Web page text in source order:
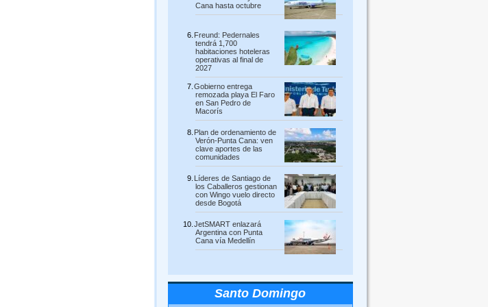
Cana hasta octubre
Freund: Pedernales
tendrá 1,700
habitaciones hoteleras
operativas al final de
2027
Gobierno entrega
remozada playa El Faro
en San Pedro de
Macorís
Plan de ordenamiento de
Verón-Punta Cana: ven
clave aportes de las
comunidades
Líderes de Santiago de
los Caballeros gestionan
con Wingo vuelo directo
desde Bogotá
JetSMART enlazará
Argentina con Punta
Cana vía Medellín
Santo Domingo